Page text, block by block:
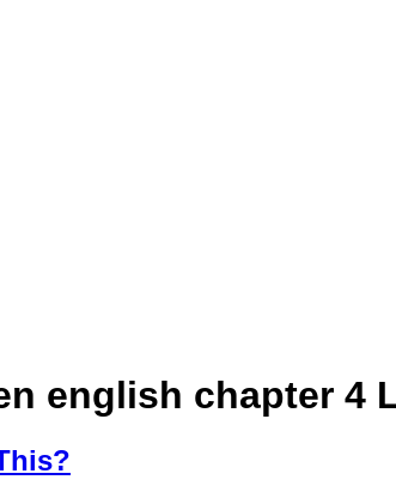
english chapter 4